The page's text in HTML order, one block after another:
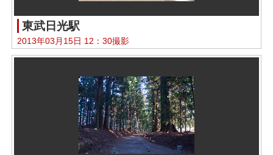
東武日光駅
2013年03月15日 12：30撮影